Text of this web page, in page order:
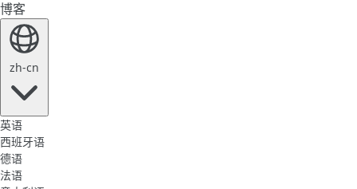
博客
zh-cn
英语
西班牙语
德语
法语